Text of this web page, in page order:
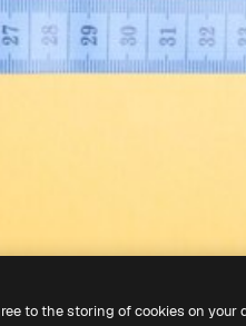
to the storing of cookies on your